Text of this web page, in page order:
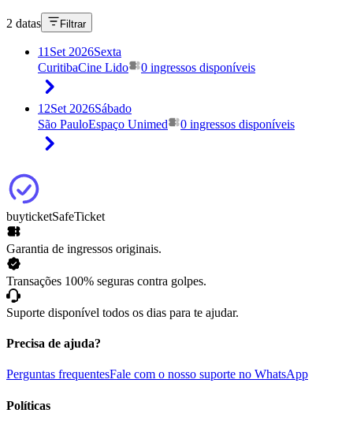
2 datas Filtrar
11 Set 2026Sexta
CuritibaCine Lido 0 ingressos disponíveis
12Set 2026Sábado
São PauloEspaço Unimed 0 ingressos disponíveis
buyticketSafeTicket
Garantia de ingressos originais.
Transações 100% seguras contra golpes.
Suporte disponível todos os dias para te ajudar.
Precisa de ajuda?
Perguntas frequentesFale com o nosso suporte no WhatsApp
Políticas